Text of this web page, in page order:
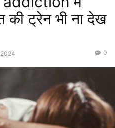
की ट्रेन भी ना देख
0